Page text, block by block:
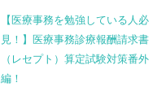
【医療事務を勉強している人必
見！】医療事務診療報酬請求書
（レセプト）算定試験対策番外
編！